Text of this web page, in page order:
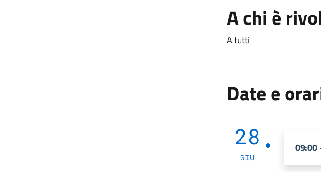
A chi è
A tutti
Date e
28
GIU
09:00